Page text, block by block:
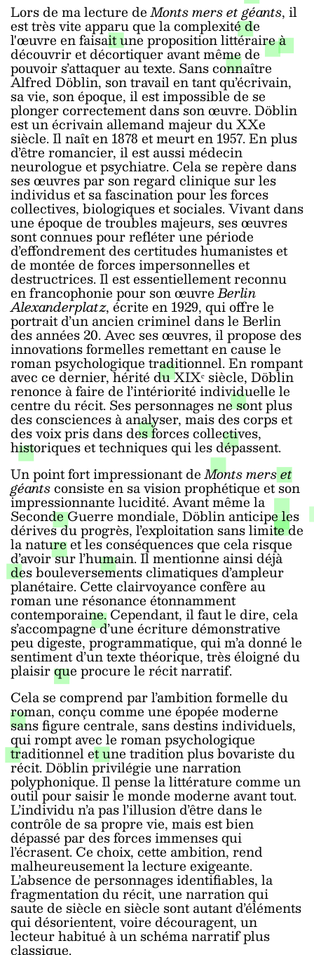
Lors de ma lecture deMonts mers et géants, il
est très vite apparu que la complexité de
l'œuvre en faisait une proposition littéraire à
découvrir et décortiquer avant même de
pouvoir s’attaquer au texte. Sans connaître
Alfred Döblin, son travail en tant qu’écrivain,
sa vie, son époque, il est impossible de se
plonger correctement dans son œuvre. Döblin
est un écrivain allemand majeur du XXe
siècle. Il naît en 1878 et meurt en 1957. En plus
d’être romancier, il est aussi médecin
neurologue et psychiatre. Cela se repère dans
ses œuvres par son regard clinique sur les
individus et sa fascination pour les forces
collectives, biologiques et sociales. Vivant dans
une époque de troubles majeurs, ses œuvres
sont connues pour refléter une période
d’effondrement des certitudes humanistes et
de montée de forces impersonnelles et
destructrices. Il est essentiellement reconnu
en francophonie pour son œuvreBerlin
Alexanderplatz, écrite en 1929, qui offre le
portrait d’un ancien criminel dans le Berlin
des années 20. Avec ses œuvres, il propose des
innovations formelles remettant en cause le
roman psychologique traditionnel. En rompant
avec ce dernier, hérité du XIXᵉ siècle, Döblin
renonce à faire de l’intériorité individuelle le
centre du récit. Ses personnages ne sont plus
des consciences à analyser, mais des corps et
des voix pris dans des forces collectives,
historiques et techniques qui les dépassent.
Un point fort impressionant deMonts mers et
géantsconsiste en sa vision prophétique et son
impressionnante lucidité. Avant même la
Seconde Guerre mondiale, Döblin anticipe les
dérives du progrès, l’exploitation sans limite de
la nature et les conséquences que cela risque
d’avoir sur l’humain. Il mentionne ainsi déjà
des bouleversements climatiques d’ampleur
planétaire. Cette clairvoyance confère au
roman une résonance étonnamment
contemporaine. Cependant, il faut le dire, cela
s’accompagne d’une écriture démonstrative
peu digeste, programmatique, qui m’a donné le
sentiment d’un texte théorique, très éloigné du
plaisir que procure le récit narratif.
Cela se comprend par l’ambition formelle du
roman, conçu comme une épopée moderne
sans figure centrale, sans destins individuels,
qui rompt avec le roman psychologique
traditionnel et une tradition plus bovariste du
récit. Döblin privilégie une narration
polyphonique. Il pense la littérature comme un
outil pour saisir le monde moderne avant tout.
L’individu n’a pas l’illusion d’être dans le
contrôle de sa propre vie, mais est bien
dépassé par des forces immenses qui
l’écrasent. Ce choix, cette ambition, rend
malheureusement la lecture exigeante.
L’absence de personnages identifiables, la
fragmentation du récit, une narration qui
saute de siècle en siècle sont autant d’éléments
qui désorientent, voire découragent, un
lecteur habitué à un schéma narratif plus
classique.